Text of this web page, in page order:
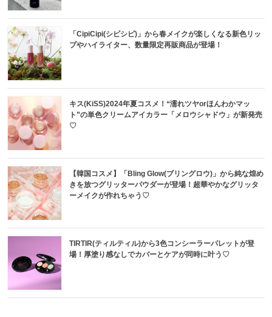
「CipiCipi(シピシピ)」から春メイクが楽しくなる新色リッ
プやハイライター、数量限定再販商品が登場！
キス(KiSS)2024年夏コスメ！“濡れツヤorほんわかマッ
ト”の単色クリームアイカラー「メロウシャドウ」が新発売
♡
【韓国コスメ】「Bling Glow(ブリングロウ)」から純な煌め
きを放つグリッターパウダーが登場！超華やかなグリッタ
ーメイクが作れちゃう♡
TIRTIR(ティルティル)から3色コンシーラーパレットが登
場！厚塗り感なしでカバーとケアが同時に叶う♡